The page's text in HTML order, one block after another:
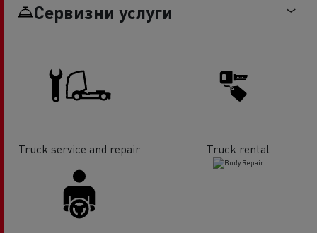
Сервизни услуги
Truck service and repair Truck rental